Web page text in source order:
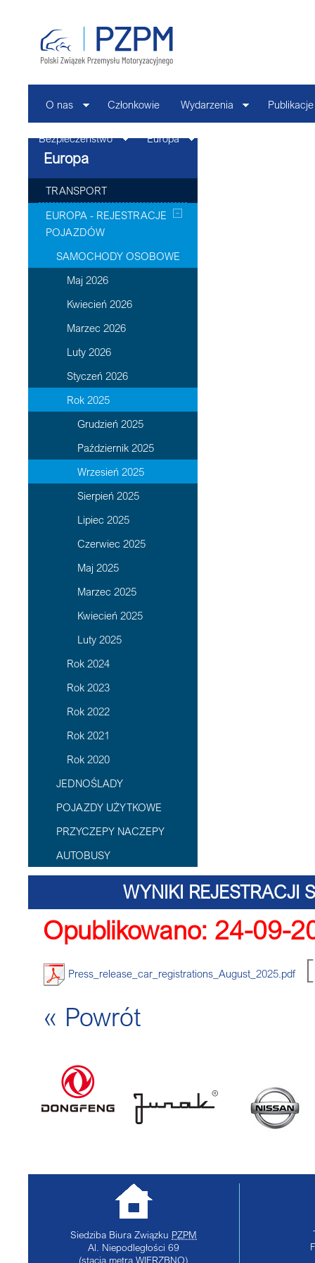
O nas Członkowie Wydarzenia Publikacje
Bezpieczeństwo Europa
Europa
TRANSPORT
EUROPA - REJESTRACJE
POJAZDÓW
SAMOCHODY OSOBOWE
Maj 2026
Kwiecień 2026
Marzec 2026
Luty 2026
Styczeń 2026
Rok 2025
Grudzień 2025
Październik 2025
Wrzesień 2025
Sierpień 2025
Lipiec 2025
Czerwiec 2025
Maj 2025
Marzec 2025
Kwiecień 2025
Luty 2025
Rok 2024
Rok 2023
Rok 2022
Rok 2021
Rok 2020
JEDNOŚLADY
POJAZDY UŻYTKOWE
PRZYCZEPY NACZEPY
AUTOBUSY
WYNIKI REJESTRACJI
Opublikowano: 24-09-
Press_release_car_registrations_August_2025.pdf
« Powrót
Siedziba Biura Związku PZPM
Al. Niepodległości 69
(stacja metra WIERZBNO)